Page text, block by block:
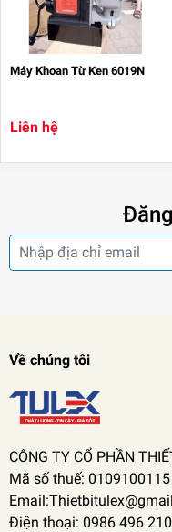
Máy Khoan Từ Ken 6019N
Liên hệ
Về chúng tôi
CÔNG TY CỔ PHẦN
Mã số thuế: 0109100115
Điện thoại: 0986 496 210